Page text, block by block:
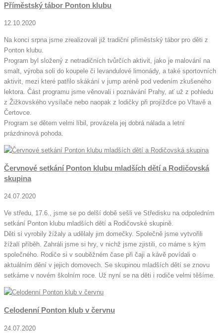
Příměstský tábor Ponton klubu
12.10.2020
Na konci srpna jsme zrealizovali již tradiční příměstský tábor pro děti z
Ponton klubu.
Program byl složený z netradičních tvůrčích aktivit, jako je malování na
smalt, výroba soli do koupele či levandulové limonády, a také sportovních
aktivit, mezi které patřilo skákání v jump aréně pod vedením zkušeného
lektora. Část programu jsme věnovali i poznávání Prahy, ať už z pohledu
z Žižkovského vysílače nebo naopak z lodičky při projížďce po Vltavě a
Čertovce.
Program se dětem velmi líbil, provázela jej dobrá nálada a letní
prázdninová pohoda.
Červnové setkání Ponton klubu mladších dětí a Rodičovská
skupina
24.07.2020
Ve středu, 17.6., jsme se po delší době sešli ve Středisku na odpoledním
setkání Ponton klubu mladších dětí a Rodičovské skupině.
Děti si vyrobily žížaly a udělaly jim domečky. Společně jsme vytvořili
žížalí příběh. Zahráli jsme si hry, v nichž jsme zjistili, co máme s kým
společného. Rodiče si v souběžném čase při čaji a kávě povídali o
aktuálním dění v jejich domovech. Se skupinou mladších dětí se znovu
setkáme v novém školním roce. Už nyní se na děti i rodiče velmi těšíme.
Celodenní Ponton klub v červnu
24.07.2020